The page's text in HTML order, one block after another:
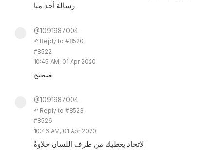
رسالة أحد منا
@1091987004
↶ Reply to #8520
#8522
10:45 AM, 01 Apr 2020
صحيح
@1091987004
↶ Reply to #8523
#8526
10:46 AM, 01 Apr 2020
الاتحاد يعطيك من طرف اللسان حلاوةً